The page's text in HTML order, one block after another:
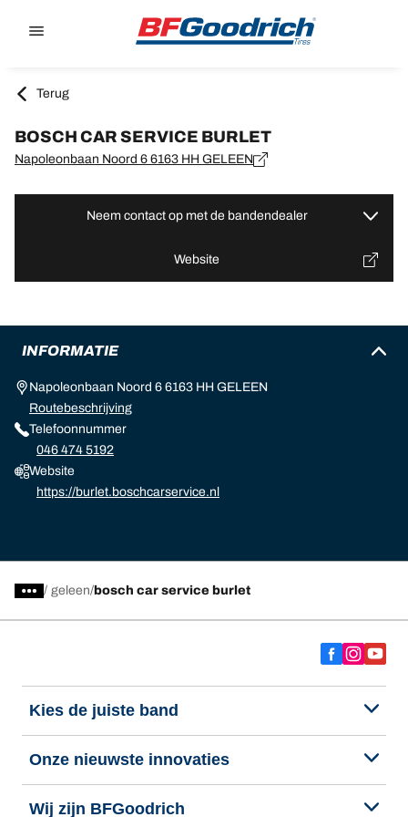
Terug
BOSCH CAR SERVICE BURLET
Napoleonbaan Noord 6 6163 HH GELEEN
Neem contact op met de bandendealer
Website
INFORMATIE
Napoleonbaan Noord 6 6163 HH GELEEN
Routebeschrijving
Telefoonnummer
046 474 5192
Website
https://burlet.boschcarservice.nl
/ geleen bosch car service burlet
Kies de juiste band
Onze nieuwste innovaties
Wij zijn BFGoodrich